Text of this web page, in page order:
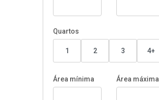
Quartos
1 2 3 4+
Área mínima Área máxima